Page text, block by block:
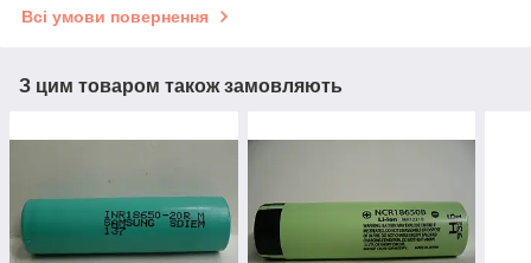
Всі умови повернення
З цим товаром також замовляють